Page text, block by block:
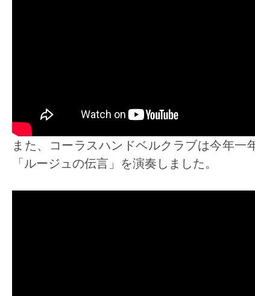
また、コーラスハンドベルクラブは今年一
「ルージュの伝言」を演奏しました。